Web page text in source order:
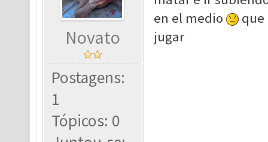
Novato
Postagens:
1
Tópicos: 0
en el medio
que
jugar